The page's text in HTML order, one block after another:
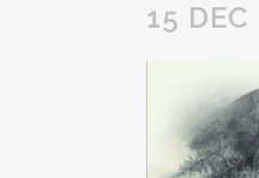
15 DEC